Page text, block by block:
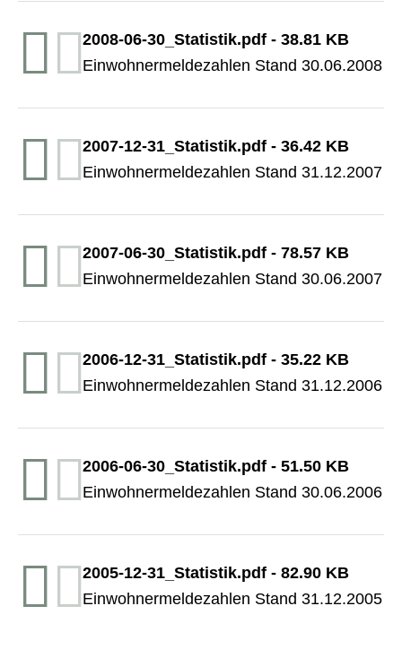
2008-06-30_Statistik.pdf - 38.81 KB
Einwohnermeldezahlen Stand 30.06.2008
2007-12-31_Statistik.pdf - 36.42 KB
Einwohnermeldezahlen Stand 31.12.2007
2007-06-30_Statistik.pdf - 78.57 KB
Einwohnermeldezahlen Stand 30.06.2007
2006-12-31_Statistik.pdf - 35.22 KB
Einwohnermeldezahlen Stand 31.12.2006
2006-06-30_Statistik.pdf - 51.50 KB
Einwohnermeldezahlen Stand 30.06.2006
2005-12-31_Statistik.pdf - 82.90 KB
Einwohnermeldezahlen Stand 31.12.2005